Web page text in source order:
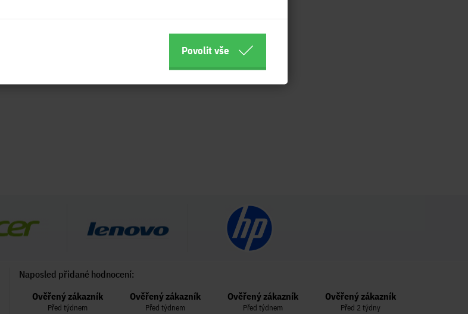
Naposled přidané hodnocení:
Ověřený zákazník
Před týdnem
Ověřený zákazník
Před týdnem
Ověřený zákazník
Před týdnem
Ověřený zákazník
Před 2 týdny
Povolit vše